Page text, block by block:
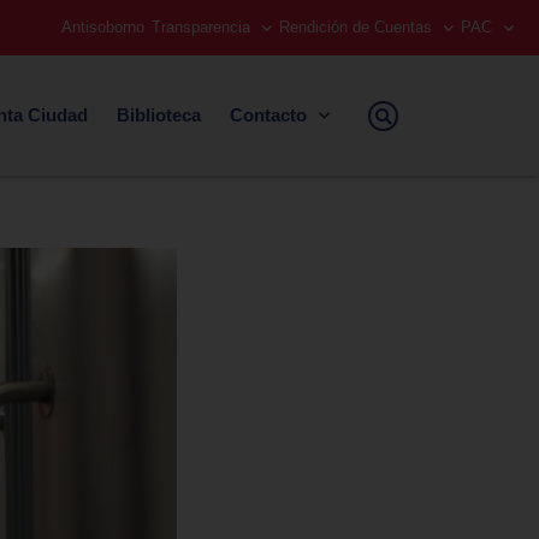
Antisoborno Transparencia Rendición de Cuentas PAC
Ciudad Biblioteca Contacto